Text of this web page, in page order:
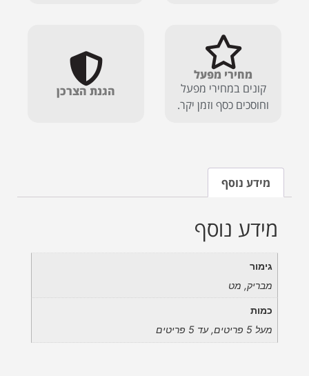
מחירי מפעל
קונים במחירי מפעל
וחוסכים כסף וזמן יקר.
הגנת הצרכן
מידע נוסף
מידע נוסף
גימור
מבריק, מט
כמות
מעל 5 פריטים, עד 5 פריטים